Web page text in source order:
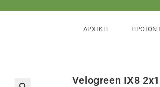
ΑΡΧΙΚΗ
Velogreen IX8